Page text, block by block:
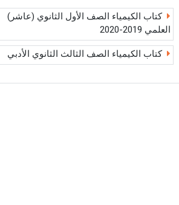
كتاب الكيمياء الصف الأول الثانوي (عاشر)
العلمي 2019-2020
كتاب الكيمياء الصف الثالث الثانوي الأدبي